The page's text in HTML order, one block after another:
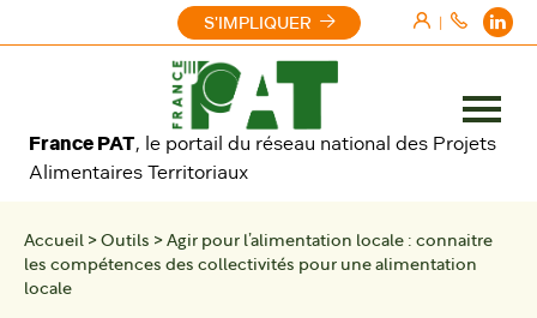
|
France PAT, le portail du réseau national des Projets
Alimentaires Territoriaux
S'IMPLIQUER
Ouvrir
le
Accueil > Outils > Agir pour l’alimentation locale : connaitre
les compétences des collectivités pour une alimentation
locale